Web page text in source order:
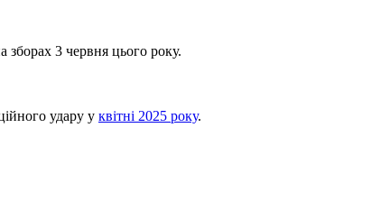
зборах 3 червня цього року.
удару у квітні 2025 року.